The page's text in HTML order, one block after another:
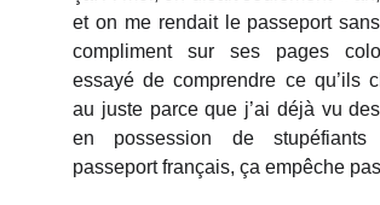
et on me rendait le passeport
compliment sur ses pages
essayé de comprendre ce qu’ils
au juste parce que j’ai déjà vu
en possession de stupéfiants
passeport français, ça empêche